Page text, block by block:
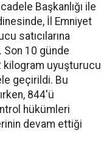
Başkanlığı ile
İl Emniyet
satıcılarına
Son 10 günde
kilogram uyuşturucu
geçirildi. Bu
844'ü
hükümleri
devam ettiği